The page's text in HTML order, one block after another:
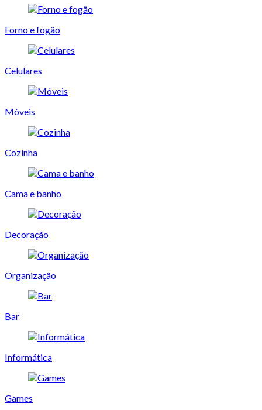
Forno e fogão
Celulares
Móveis
Cozinha
Cama e banho
Decoração
Organização
Bar
Informática
Games